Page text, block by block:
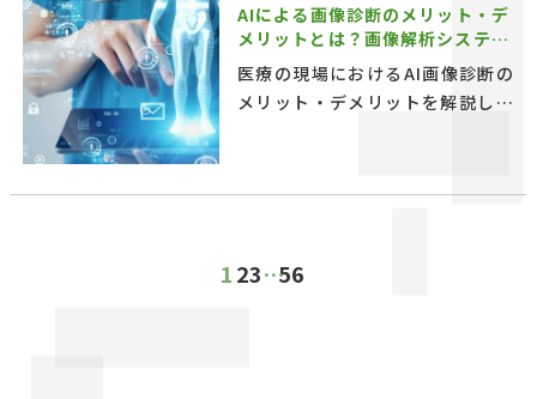
AIによる画像診断のメリット・デ
メリットとは？画像解析システム
の強みも紹介
医療の現場におけるAI画像診断の
メリット・デメリットを解説しま
123…56